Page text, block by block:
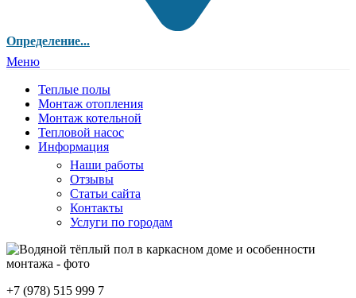
Определение...
Меню
Теплые полы
Монтаж отопления
Монтаж котельной
Тепловой насос
Информация
Наши работы
Отзывы
Статьи сайта
Контакты
Услуги по городам
+7 (978) 515 999 7